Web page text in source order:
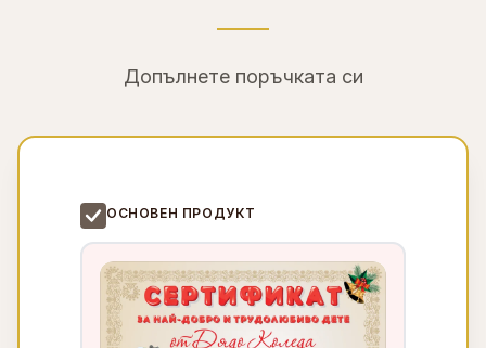
Допълнете поръчката си
ОСНОВЕН ПРОДУКТ